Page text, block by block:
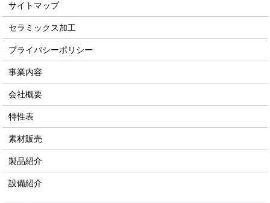
サイトマップ
セラミックス加工
プライバシーポリシー
事業内容
会社概要
特性表
素材販売
製品紹介
設備紹介